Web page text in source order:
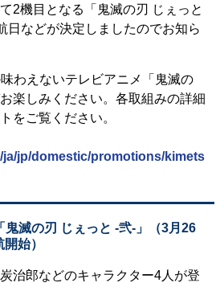
2機目となる「鬼滅の刃 じぇっと
日などが決定しましたのでお知ら
わえないテレビアニメ「鬼滅の
楽しみください。各取組みの詳細
をご覧ください。
ja/jp/domestic/promotions/kimets
鬼滅の刃 じぇっと -弐-」（3月26
始）
治郎などのキャラクター4人が登